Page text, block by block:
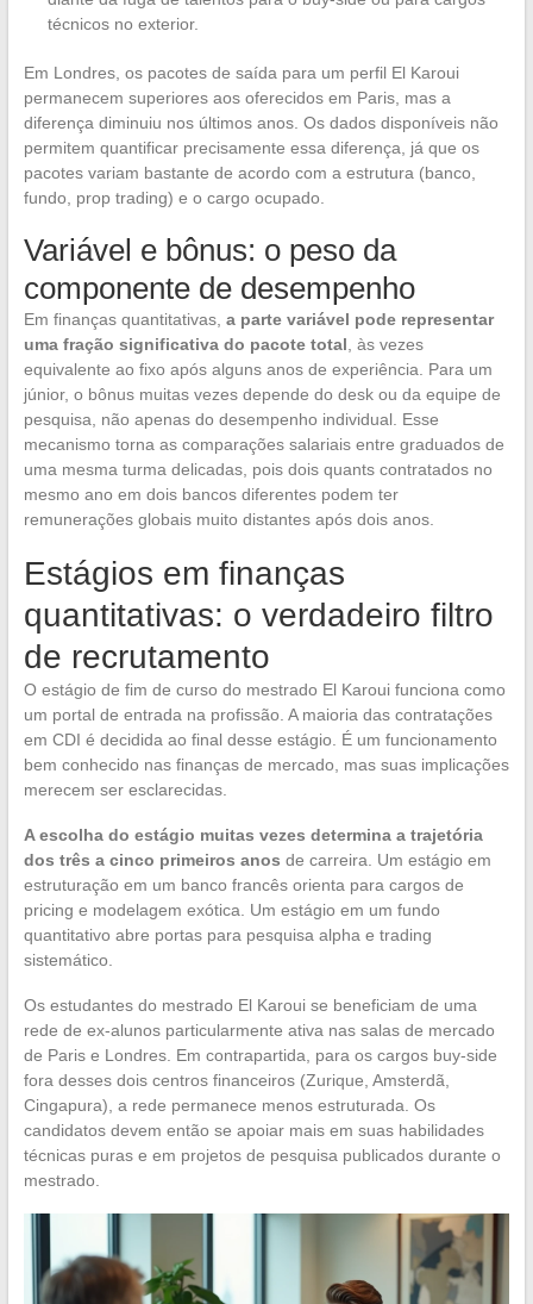
técnicos no exterior.
Em Londres, os pacotes de saída para um perfil El Karoui
permanecem superiores aos oferecidos em Paris, mas a
diferença diminuiu nos últimos anos. Os dados disponíveis não
permitem quantificar precisamente essa diferença, já que os
pacotes variam bastante de acordo com a estrutura (banco,
fundo, prop trading) e o cargo ocupado.
Variável e bônus: o peso da
componente de desempenho
Em finanças quantitativas, a parte variável pode representar
uma fração significativa do pacote total , às vezes
equivalente ao fixo após alguns anos de experiência. Para um
júnior, o bônus muitas vezes depende do desk ou da equipe de
pesquisa, não apenas do desempenho individual. Esse
mecanismo torna as comparações salariais entre graduados de
uma mesma turma delicadas, pois dois quants contratados no
mesmo ano em dois bancos diferentes podem ter
remunerações globais muito distantes após dois anos.
Estágios em finanças
quantitativas: o verdadeiro filtro
de recrutamento
O estágio de fim de curso do mestrado El Karoui funciona como
um portal de entrada na profissão. A maioria das contratações
em CDI é decidida ao final desse estágio. É um funcionamento
bem conhecido nas finanças de mercado, mas suas implicações
merecem ser esclarecidas.
A escolha do estágio muitas vezes determina a trajetória
dos três a cinco primeiros anos de carreira. Um estágio em
estruturação em um banco francês orienta para cargos de
pricing e modelagem exótica. Um estágio em um fundo
quantitativo abre portas para pesquisa alpha e trading
sistemático.
Os estudantes do mestrado El Karoui se beneficiam de uma
rede de ex-alunos particularmente ativa nas salas de mercado
de Paris e Londres. Em contrapartida, para os cargos buy-side
fora desses dois centros financeiros (Zurique, Amsterdã,
Cingapura), a rede permanece menos estruturada. Os
candidatos devem então se apoiar mais em suas habilidades
técnicas puras e em projetos de pesquisa publicados durante o
mestrado.